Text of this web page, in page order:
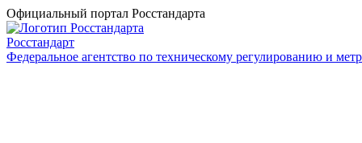
Официальный портал Росстандарта
Росстандарт
Федеральное агентство по техническому регулированию и